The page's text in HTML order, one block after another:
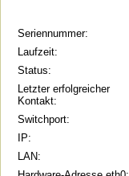
Seriennummer:
Laufzeit:
Status:
Letzter erfolgreicher
Kontakt:
Switchport:
IP:
LAN: